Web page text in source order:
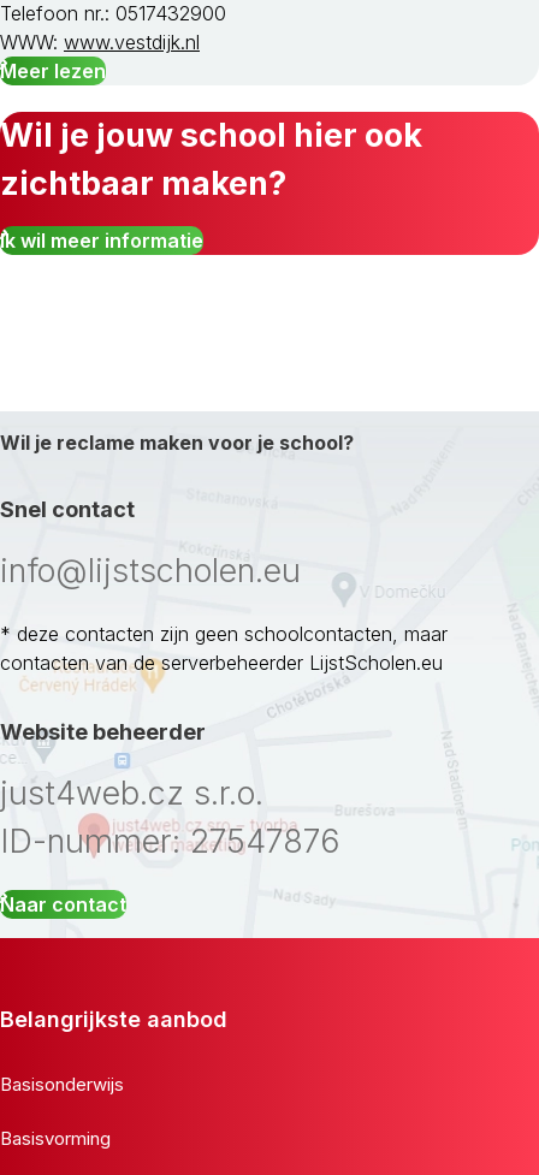
Telefoon nr.: 0517432900
WWW: www.vestdijk.nl
Meer lezen
Wil je jouw school hier ook
zichtbaar maken?
Ik wil meer informatie
Wil je reclame maken voor je school?
Snel contact
info@lijstscholen.eu
* deze contacten zijn geen schoolcontacten, maar
contacten van de serverbeheerder LijstScholen.eu
Website beheerder
just4web.cz s.r.o.
ID-nummer: 27547876
Naar contact
Belangrijkste aanbod
Basisonderwijs
Basisvorming